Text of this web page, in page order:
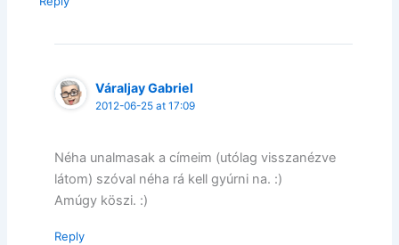
Váraljay Gabriel
2012-06-25 at 17:09
Néha unalmasak a címeim (utólag visszanézve
látom) szóval néha rá kell gyúrni na. :)
Amúgy köszi. :)
Reply